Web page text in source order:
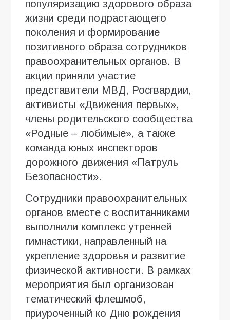
популяризацию здорового образа
жизни среди подрастающего
поколения и формирование
позитивного образа сотрудников
правоохранительных органов. В
акции приняли участие
представители МВД, Росгвардии,
активисты «Движения первых»,
члены родительского сообщества
«Родные – любимые», а также
команда юных инспекторов
дорожного движения «Патруль
Безопасности».
Сотрудники правоохранительных
органов вместе с воспитанниками
выполнили комплекс утренней
гимнастики, направленный на
укрепление здоровья и развитие
физической активности. В рамках
мероприятия был организован
тематический флешмоб,
приуроченный ко Дню рождения